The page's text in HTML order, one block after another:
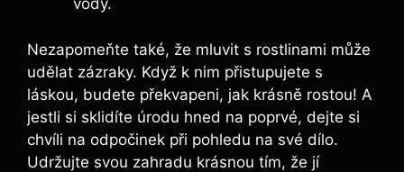
vody.
Nezapomeňte také, že mluvit s rostlinami může
udělat zázraky. Když k nim přistupujete s
láskou, budete překvapeni, jak krásně rostou! A
jestli si sklidíte úrodu hned na poprvé, dejte si
chvíli na odpočinek při pohledu na své dílo.
Udržujte svou zahradu krásnou tím, že jí